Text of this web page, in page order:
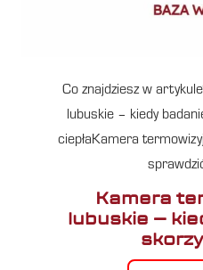
Co znajdziesz w
lubuskie – kiedy
ciepłaKamera
Kamera
lubuskie –